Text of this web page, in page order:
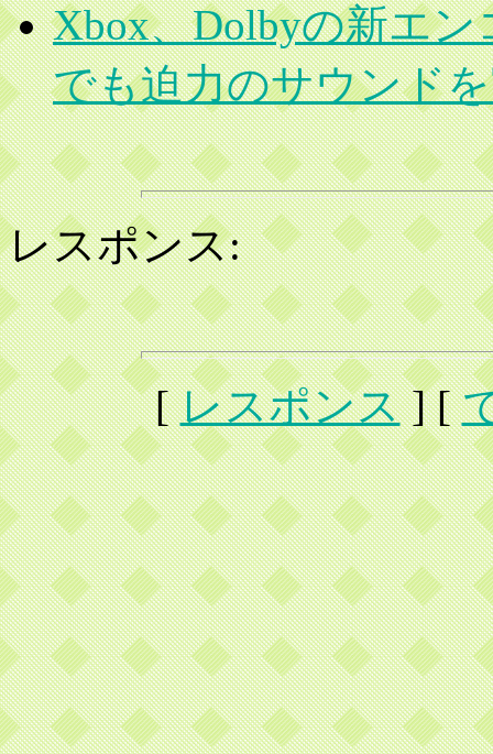
Xbox、Dolbyの新エ
でも迫力のサウンド
レスポンス:
[レスポンス] [